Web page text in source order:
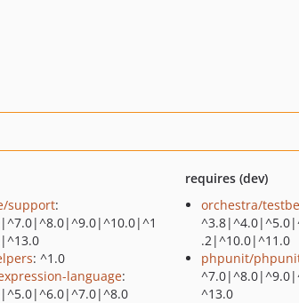
support:
: ^1.0
language:
requires (dev)
orchestra/
.2|^10.0|^11.0
phpunit/
^13.0